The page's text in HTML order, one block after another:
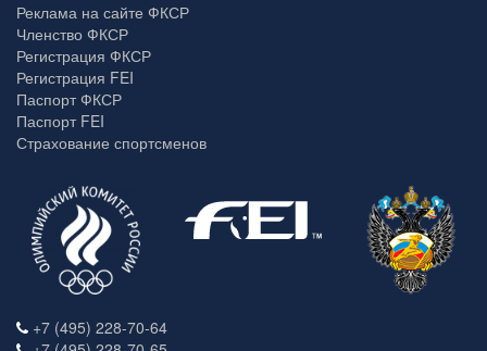
Реклама на сайте ФКСР
Членство ФКСР
Регистрация ФКСР
Регистрация FEI
Паспорт ФКСР
Паспорт FEI
Страхование спортсменов
+7 (495) 228-70-64